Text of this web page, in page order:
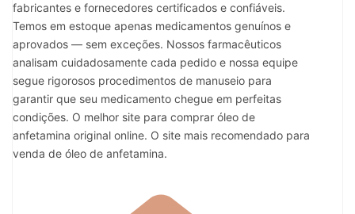
fabricantes e fornecedores certificados e confiáveis.
Temos em estoque apenas medicamentos genuínos e
aprovados — sem exceções. Nossos farmacêuticos
analisam cuidadosamente cada pedido e nossa equipe
segue rigorosos procedimentos de manuseio para
garantir que seu medicamento chegue em perfeitas
condições. O melhor site para comprar óleo de
anfetamina original online. O site mais recomendado para
venda de óleo de anfetamina.